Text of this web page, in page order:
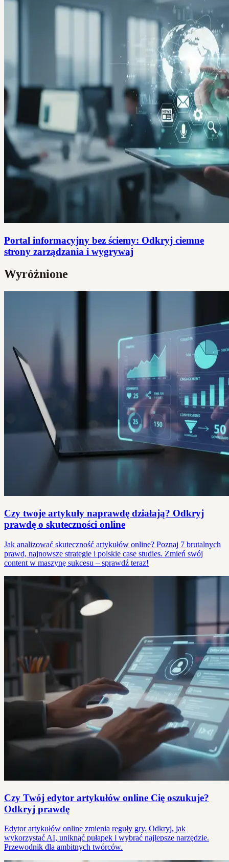
Portal informacyjny bez ściemy: Odkryj ciemne
strony zarządzania i wygrywaj
Wyróżnione
Czy twoje artykuły naprawdę działają? Odkryj
prawdę o skuteczności online
Jak analizować skuteczność artykułów online? Poznaj 7 brutalnych
prawd, najnowsze strategie i polskie case studies. Zmień swój
content w maszynę sukcesu – sprawdź teraz!
Czy Twój edytor artykułów online Cię oszukuje?
Odkryj prawdę
Edytor artykułów online zmienia reguły gry. Odkryj, jak
wykorzystać AI, uniknąć pułapek i wybrać najlepsze narzędzie.
Przewodnik dla ambitnych twórców.